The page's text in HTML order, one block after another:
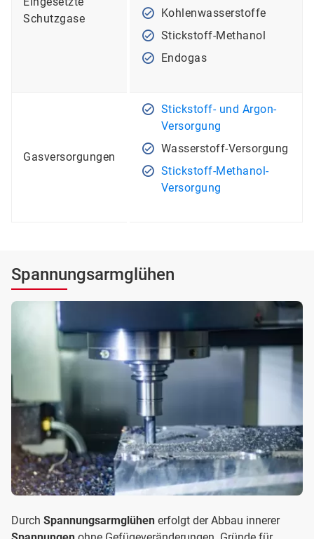
Schutzgase
Kohlenwasserstoffe
Stickstoff-Methanol
Endogas
Gasversorgungen
Stickstoff- und Argon-
Versorgung
Wasserstoff-Versorgung
Stickstoff-Methanol-
Versorgung
Spannungsarmglühen
Durch Spannungsarmglühen erfolgt der Abbau innerer